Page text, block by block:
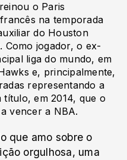
o Paris
na temporada
do Houston
Como jogador, o ex-
liga do mundo, em
e, principalmente,
representando a
título, em 2014, que o
vencer a NBA.
que amo sobre o
orgulhosa, uma